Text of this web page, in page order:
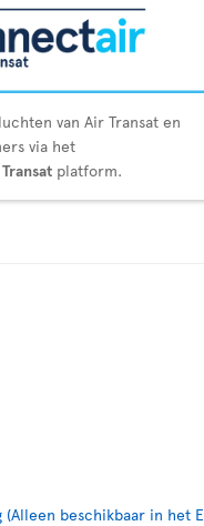
van Air Transat en
via het
platform.
beschikbaar in het